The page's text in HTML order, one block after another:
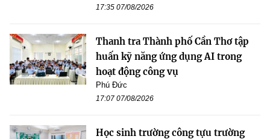
17:35 07/08/2026
Thanh tra Thành phố Cần Thơ tập
huấn kỹ năng ứng dụng AI trong
hoạt động công vụ
Phú Đức
17:07 07/08/2026
Học sinh trường công tựu trường